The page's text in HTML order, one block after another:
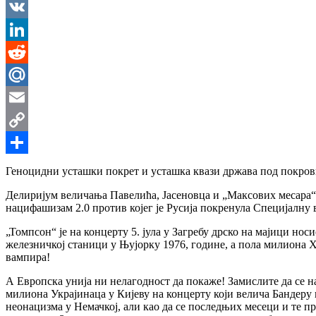
Messenger
VK
LinkedIn
Reddit
Mail.Ru
Email
Copy
Link
Share
Геноцидни усташки покрет и усташка квази држава под
Делиријум величања Павелића, Јасеновца и „Максових
нацифашизам 2.0 против којег је Русија покренула Специјалну
„Томпсон“ је на концерту 5. јула у Загребу дрско на мајици
железничкој станици у Њујорку 1976, године, а пола
вампира!
А Европска унија ни нелагодност да покаже! Замислите да
милиона Украјинаца у Кијеву на концерту који велича Бандеру
неонацизма у Немачкој, али као да се последњих месеци и те